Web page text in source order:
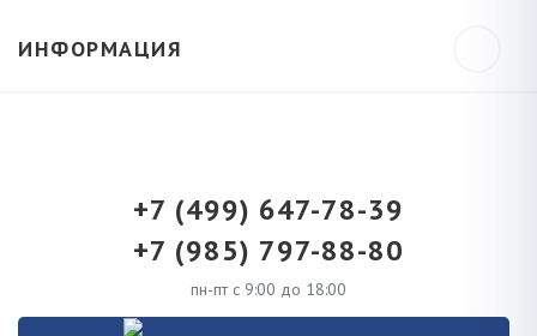
ИНФОРМАЦИЯ
+7 (499) 647-78-39
+7 (985) 797-88-80
пн-пт с 9:00 до 18:00